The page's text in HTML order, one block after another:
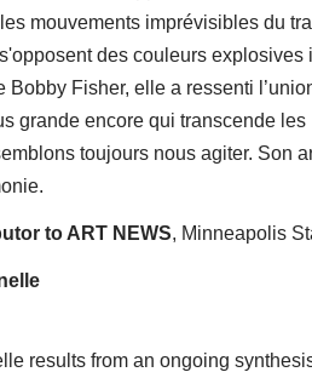
mouvements imprévisibles du
des couleurs
Bobby Fisher, elle a ressenti
grande encore qui transcende
toujours nous agiter. Son
to ART NEWS, Minneapolis
results from an ongoing